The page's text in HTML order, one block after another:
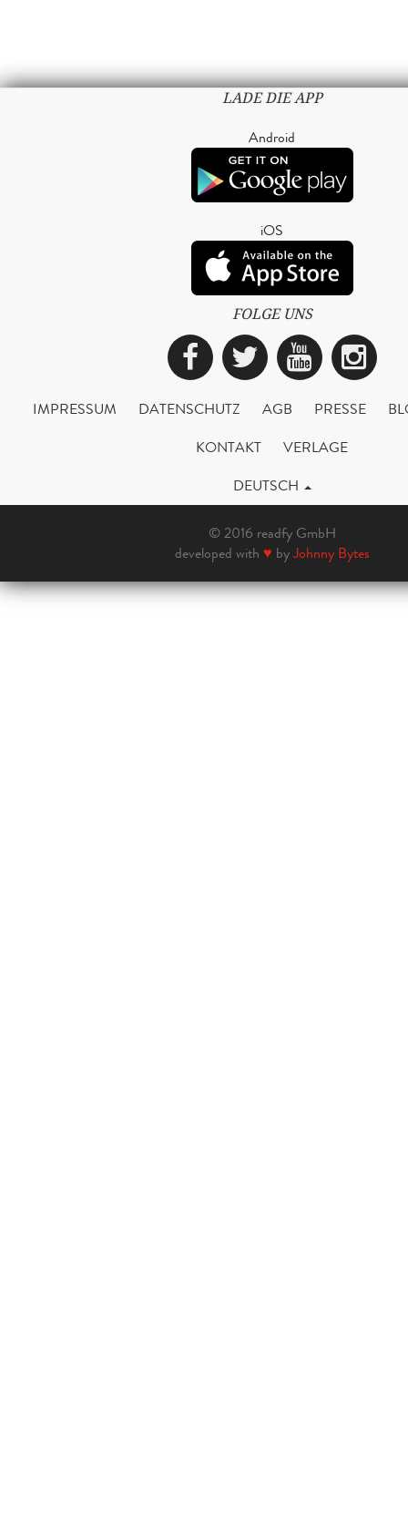
LADE DIE APP
Android
iOS
FOLGE UNS
Facebook
Twitter
IMPRESSUM DATENSCHUTZ AGB PRESSE
KONTAKT
VERLAGE
DEUTSCH
© 2016 readfy GmbH
developed with ♥ byJohnny Bytes